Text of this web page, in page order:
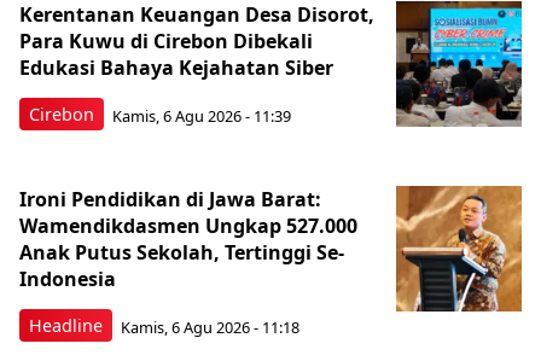
Cirebon
Kerentanan Keuangan Desa Disorot,
Para Kuwu di Cirebon Dibekali
Edukasi Bahaya Kejahatan Siber
Kamis, 6 Agu 2026 - 11:39
Headline
Ironi Pendidikan di Jawa Barat:
Wamendikdasmen Ungkap 527.000
Anak Putus Sekolah, Tertinggi Se-
Indonesia
Kamis, 6 Agu 2026 - 11:18